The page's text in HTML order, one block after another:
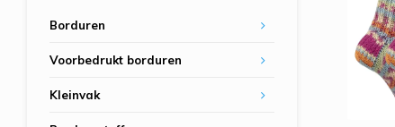
Borduren
Voorbedrukt borduren
Kleinvak